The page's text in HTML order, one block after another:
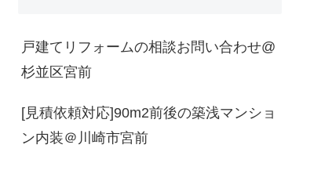
戸建てリフォームの相談お問い合わせ@
杉並区宮前
[見積依頼対応]90m2前後の築浅マンショ
ン内装＠川崎市宮前